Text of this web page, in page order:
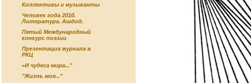
Коллективы и музыканты
Человек года 2010.
Литература. Ашдод.
Пятый Международный
конкурс поэзии
Презентация журнала в
РКЦ
«И чудеса мира..."
"Жизнь моя..."